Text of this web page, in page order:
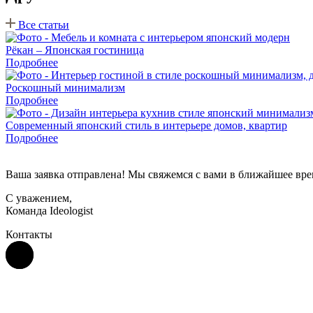
Все статьи
Рёкан – Японская гостиница
Подробнее
Роскошный минимализм
Подробнее
Современный японский стиль в интерьере домов, квартир
Подробнее
Ваша заявка отправлена! Мы свяжемся с вами в ближайшее
С уважением,
Команда Ideologist
Контакты